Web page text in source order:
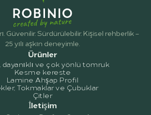
Güvenilir. Sürdürülebilir. Kişisel rehberlik –
25 yılı aşkın deneyimle.
İletişim
Ürünler
dayanıklı ve çok yönlü tomruk
Kesme kereste
Lamine Ahşap Profil
Tokmaklar ve Çubuklar
Çitler